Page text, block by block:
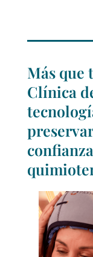
Más que
Clínica